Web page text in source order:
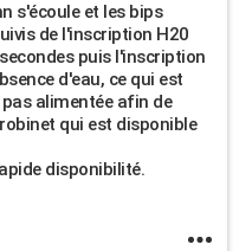
s'écoule et les bips
de l'inscription H20
puis l'inscription
d'eau, ce qui est
alimentée afin de
qui est disponible
disponibilité.